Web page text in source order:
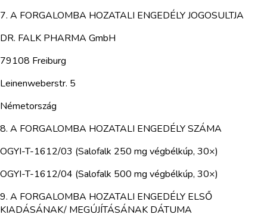
7. A FORGALOMBA HOZATALI ENGEDÉLY JOGOSULTJA
DR. FALK PHARMA GmbH
79108 Freiburg
Leinenweberstr. 5
Németország
8. A FORGALOMBA HOZATALI ENGEDÉLY SZÁMA
OGYI-T-1612/03 (Salofalk 250 mg végbélkúp, 30×)
OGYI-T-1612/04 (Salofalk 500 mg végbélkúp, 30×)
9. A FORGALOMBA HOZATALI ENGEDÉLY ELSŐ
KIADÁSÁNAK/ MEGÚJÍTÁSÁNAK DÁTUMA